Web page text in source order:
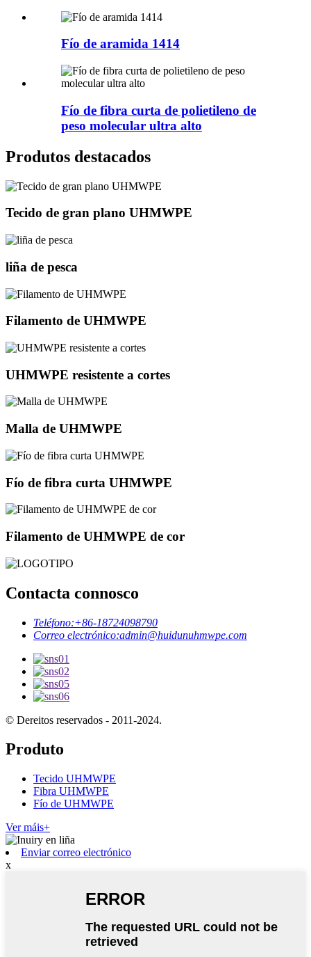
Fío de aramida 1414
Fío de fibra curta de polietileno de
peso molecular ultra alto
Produtos destacados
Tecido de gran plano UHMWPE
liña de pesca
Filamento de UHMWPE
UHMWPE resistente a cortes
Malla de UHMWPE
Fío de fibra curta UHMWPE
Filamento de UHMWPE de cor
Contacta connosco
Teléfono:+86-18724098790
Correo electrónico:admin@huidunuhmwpe.com
© Dereitos reservados - 2011-2024.
Produto
Tecido UHMWPE
Fibra UHMWPE
Fío de UHMWPE
Ver máis+
Enviar correo electrónico
x